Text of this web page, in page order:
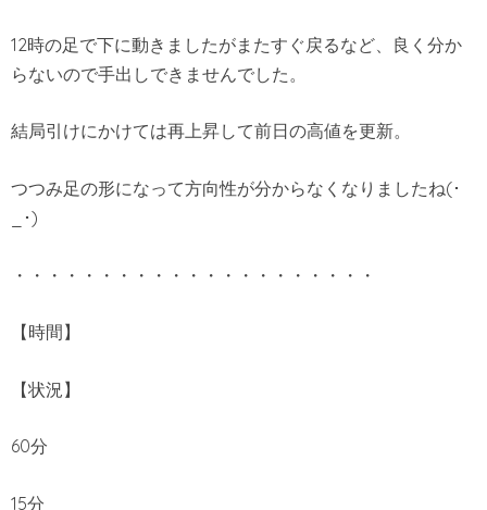
12時の足で下に動きましたがまたすぐ戻るなど、良く分か
らないので手出しできませんでした。
結局引けにかけては再上昇して前日の高値を更新。
つつみ足の形になって方向性が分からなくなりましたね(･
_･)
・・・・・・・・・・・・・・・・・・・・・
【時間】
【状況】
60分
15分